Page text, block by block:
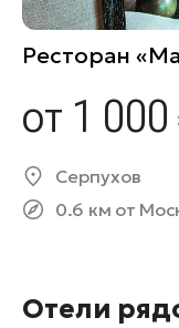
Ресторан
от 1 000
Серпухов
0.6 км от
Отели